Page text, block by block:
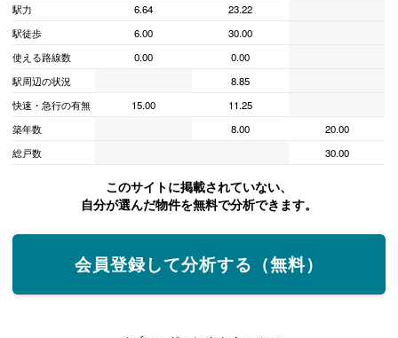
駅力
6.64
23.22
駅徒歩
6.00
30.00
使える路線数
0.00
0.00
駅周辺の状況
8.85
快速・急行の有無
15.00
11.25
築年数
8.00
20.00
総戸数
30.00
このサイトに掲載されていない、
自分が選んだ物件を無料で分析できます。
会員登録して分析する（無料）